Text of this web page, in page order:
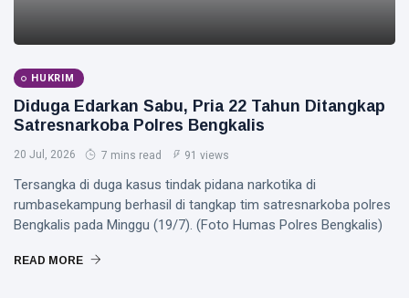
HUKRIM
Diduga Edarkan Sabu, Pria 22 Tahun Ditangkap
Satresnarkoba Polres Bengkalis
20 Jul, 2026 7 mins read 91 views
Tersangka di duga kasus tindak pidana narkotika di
rumbasekampung berhasil di tangkap tim satresnarkoba polres
Bengkalis pada Minggu (19/7). (Foto Humas Polres Bengkalis)
READ MORE